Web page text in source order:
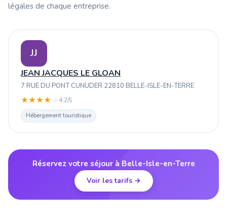
légales de chaque entreprise.
JJ
JEAN JACQUES LE GLOAN
7 RUE DU PONT CUNUDER 22810 BELLE-ISLE-EN-TERRE
★★★★ ☆ 4.2/5
Hébergement touristique
Réservez votre séjour à Belle-Isle-en-Terre
Voir les tarifs →